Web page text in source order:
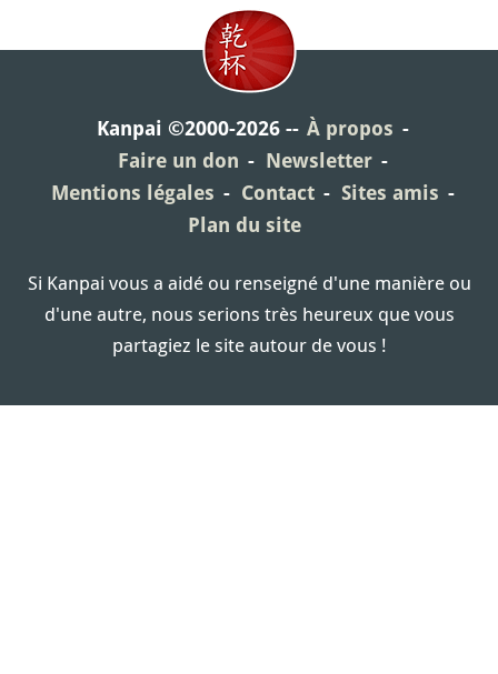
Kanpai ©2000-2026
À propos
Faire un don
Newsletter
Mentions légales
Contact
Sites amis
Plan du site
Si Kanpai vous a aidé ou renseigné d'une manière ou
d'une autre, nous serions très heureux que vous
partagiez le site autour de vous !